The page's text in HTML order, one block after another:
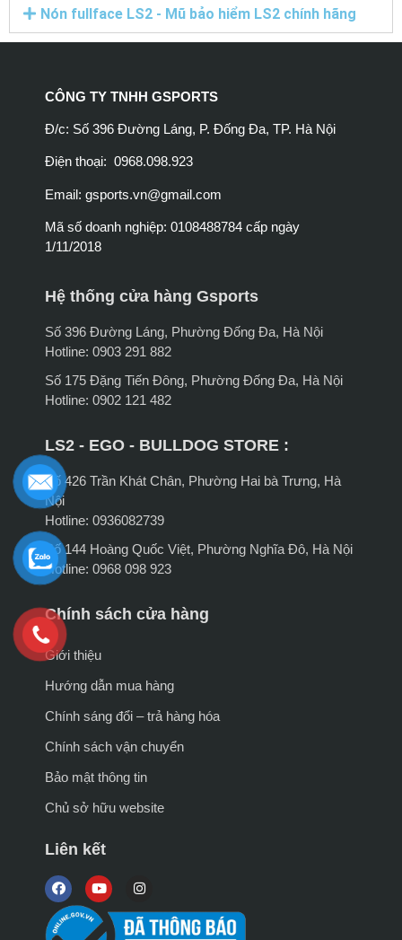
Nón fullface LS2 - Mũ bảo hiểm LS2 chính hãng
CÔNG TY TNHH GSPORTS
Đ/c: Số 396 Đường Láng, P. Đống Đa, TP. Hà Nội
Điện thoại: 0968.098.923
Email: gsports.vn@gmail.com
Mã số doanh nghiệp: 0108488784 cấp ngày
1/11/2018
Hệ thống cửa hàng Gsports
Số 396 Đường Láng, Phường Đống Đa, Hà Nội
Hotline: 0903 291 882
Số 175 Đặng Tiến Đông, Phường Đống Đa, Hà Nội
Hotline: 0902 121 482
LS2 - EGO - BULLDOG STORE :
Số 426 Trần Khát Chân, Phường Hai bà Trưng, Hà
Nội
Hotline: 0936082739
Số 144 Hoàng Quốc Việt, Phường Nghĩa Đô, Hà Nội
Hotline: 0968 098 923
Chính sách cửa hàng
Giới thiệu
Hướng dẫn mua hàng
Chính sáng đổi – trả hàng hóa
Chính sách vận chuyển
Bảo mật thông tin
Chủ sở hữu website
Liên kết